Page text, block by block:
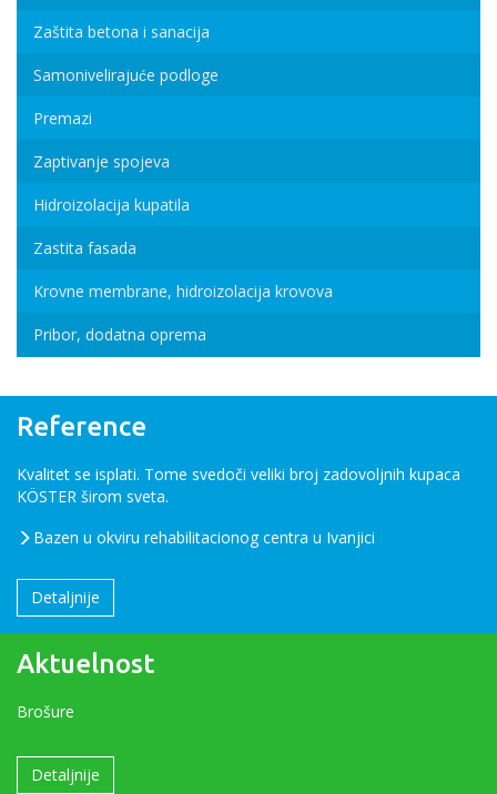
Zaštita betona i sanacija
Samonivelirajuće podloge
Premazi
Zaptivanje spojeva
Hidroizolacija kupatila
Zastita fasada
Krovne membrane, hidroizolacija krovova
Pribor, dodatna oprema
Reference
Kvalitet se isplati. Tome svedoči veliki broj zadovoljnih kupaca
KÖSTER širom sveta.
Bazen u okviru rehabilitacionog centra u Ivanjici
Detaljnije
Aktuelnost
Brošure
Detaljnije